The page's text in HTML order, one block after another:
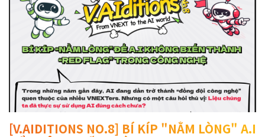
[V.AIDITIONS NO.8] BÍ KÍP "NẰM LÒNG" A.I